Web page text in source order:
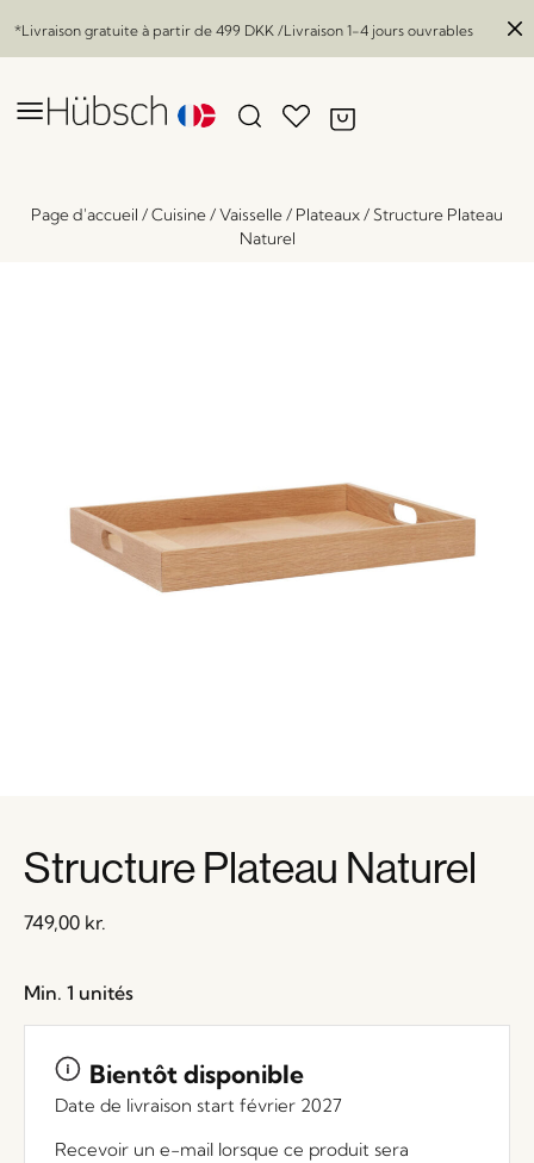
*Livraison gratuite à partir de 499 DKK /Livraison 1-4 jours ouvrables
Page d'accueil /Cuisine/Vaisselle/ Plateaux/ Structure Plateau
Naturel
Structure Plateau Naturel
749,00 kr.
Min. 1 unités
Bientôt disponible
Date de livraison start février 2027
Recevoir un e-mail lorsque ce produit sera